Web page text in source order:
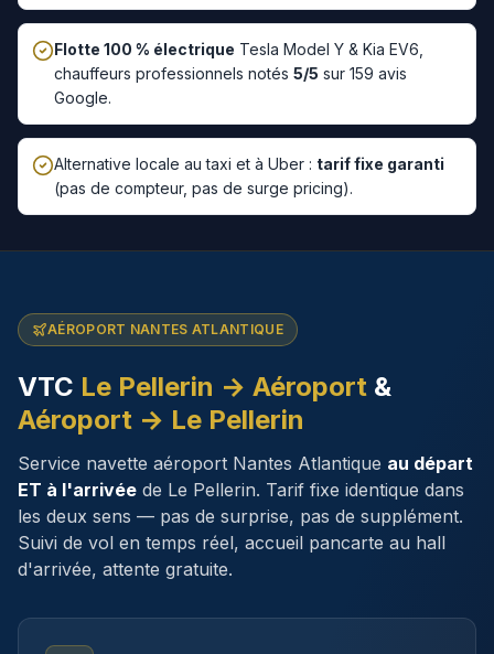
Flotte 100 % électrique Tesla Model Y & Kia EV6,
chauffeurs professionnels notés 5/5 sur 159 avis
Google.
Alternative locale au taxi et à Uber : tarif fixe garanti
(pas de compteur, pas de surge pricing).
AÉROPORT NANTES ATLANTIQUE
VTC Le Pellerin → Aéroport &
Aéroport → Le Pellerin
Service navette aéroport Nantes Atlantique au départ
ET à l'arrivée de Le Pellerin. Tarif fixe identique dans
les deux sens — pas de surprise, pas de supplément.
Suivi de vol en temps réel, accueil pancarte au hall
d'arrivée, attente gratuite.